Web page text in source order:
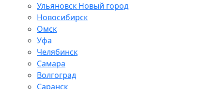
Ульяновск Новый город
Новосибирск
Омск
Уфа
Челябинск
Самара
Волгоград
Саранск